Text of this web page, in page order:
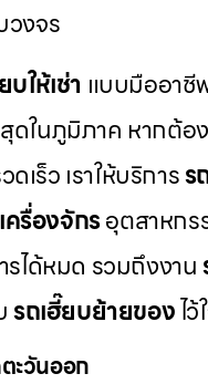
งจร
บให้เช่า แบบมืออาชี
ดในภูมิภาค หากต้อ
ดเร็ว เราให้บริการร
ครื่องจักรอุตสาหกร
รได้หมด รวมถึงงาน
รถเฮี๊ยบย้ายของไ
ะวันออก